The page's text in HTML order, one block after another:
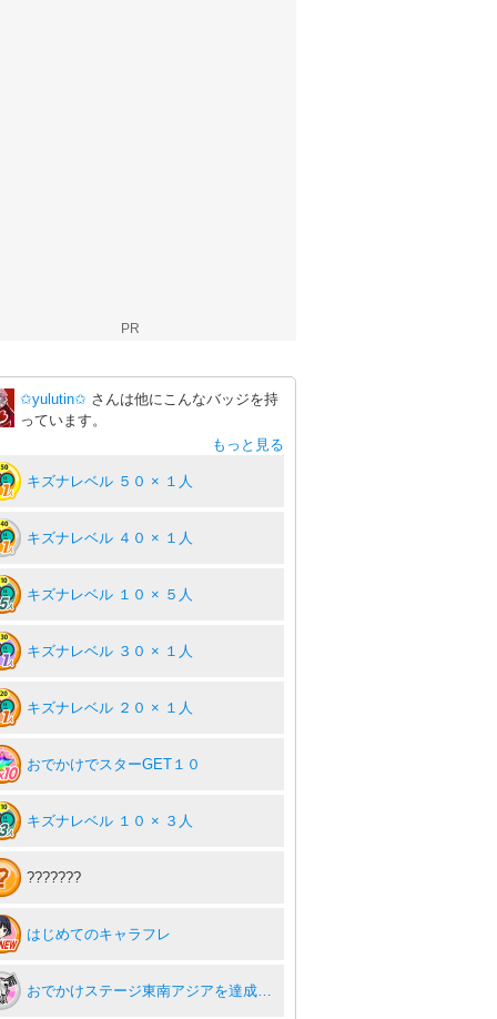
PR
✩yulutin✩ さんは他にこんなバッジを持
っています。
もっと見る
キズナレベル ５０ × １人
キズナレベル ４０ × １人
キズナレベル １０ × ５人
キズナレベル ３０ × １人
キズナレベル ２０ × １人
おでかけでスターGET１０
キズナレベル １０ × ３人
???????
はじめてのキャラフレ
おでかけステージ東南アジアを達成度１００％